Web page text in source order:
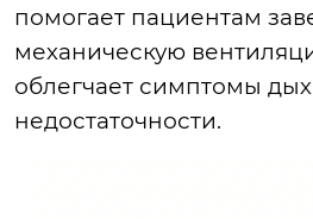
помогает пациентам
механическую
облегчает симптомы
недостаточности.